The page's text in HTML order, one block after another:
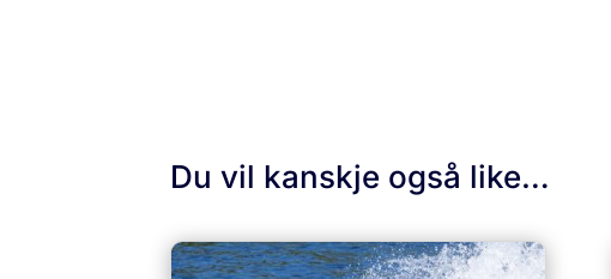
Du vil kanskje også like…